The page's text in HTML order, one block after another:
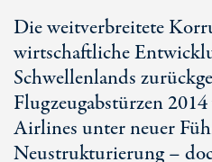
Die weitverbreitete
wirtschaftliche
Schwellenlands
Flugzeugabstürzen
Airlines unter neuer
Neustrukturierung –